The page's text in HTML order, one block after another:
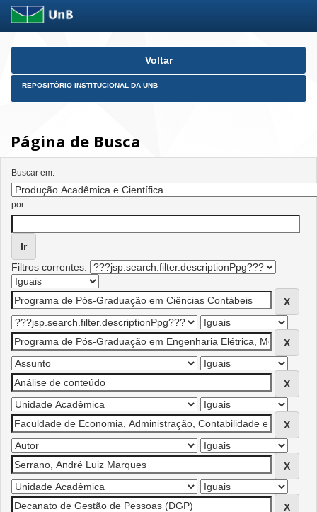
Skip
Voltar
REPOSITÓRIO INSTITUCIONAL DA UNB
Página de Busca
Buscar em:
por
Filtros correntes: